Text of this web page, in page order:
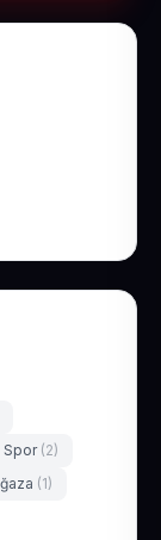
Spor (2)
(1)